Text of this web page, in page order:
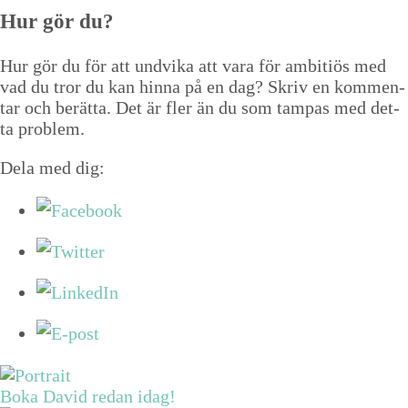
Hur gör du?
Hur gör du för att und­vi­ka att vara för ambitiös med
vad du tror du kan hin­na på en dag? Skriv en kom­men­
tar och berät­ta. Det är fler än du som tam­pas med det­
ta problem.
Dela med dig:
Boka David redan idag!